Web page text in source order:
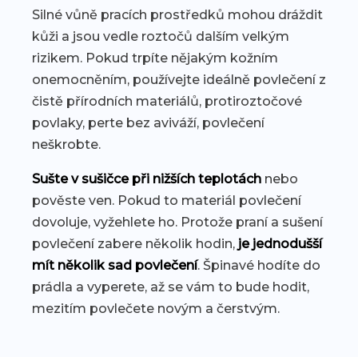
Silné vůně pracích prostředků mohou dráždit
kůži a jsou vedle roztočů dalším velkým
rizikem. Pokud trpíte nějakým kožním
onemocněním, používejte ideálně povlečení z
čistě přírodních materiálů, protiroztočové
povlaky, perte bez aviváží, povlečení
neškrobte.
Sušte v sušičce při nižších teplotách nebo
pověste ven. Pokud to materiál povlečení
dovoluje, vyžehlete ho. Protože praní a sušení
povlečení zabere několik hodin, je jednodušší
mít několik sad povlečení. Špinavé hodíte do
prádla a vyperete, až se vám to bude hodit,
mezitím povlečete novým a čerstvým.